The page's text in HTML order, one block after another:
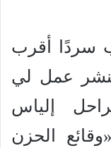
سردًا أقرب
عمل لي
إلياس
الحزن